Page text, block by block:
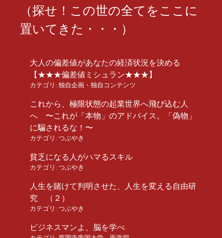
（探せ！この世の全てをここに
置いてきた・・・）
大人の偏差値があなたの経済状況を決める
【★★★偏差値ミシュラン★★★】
カテゴリ: 独自企画・独自コンテンツ
これから、極限状態の起業世界へ飛び込む人
へ 〜これが「本物」のアドバイス。「偽物」
に騙されるな！〜
カテゴリ: つぶやき
貧乏になる人がハマるスキル
カテゴリ: つぶやき
人生を賭けて判明させた、人生を変える自由研
究 （２）
カテゴリ: つぶやき
ビジネスマンよ、脳を学べ